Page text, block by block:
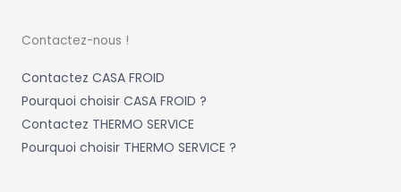
Contactez-nous !
Contactez CASA FROID
Pourquoi choisir CASA FROID ?
Contactez THERMO SERVICE
Pourquoi choisir THERMO SERVICE ?